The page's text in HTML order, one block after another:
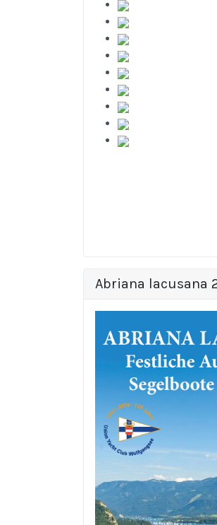
Abriana lacusana